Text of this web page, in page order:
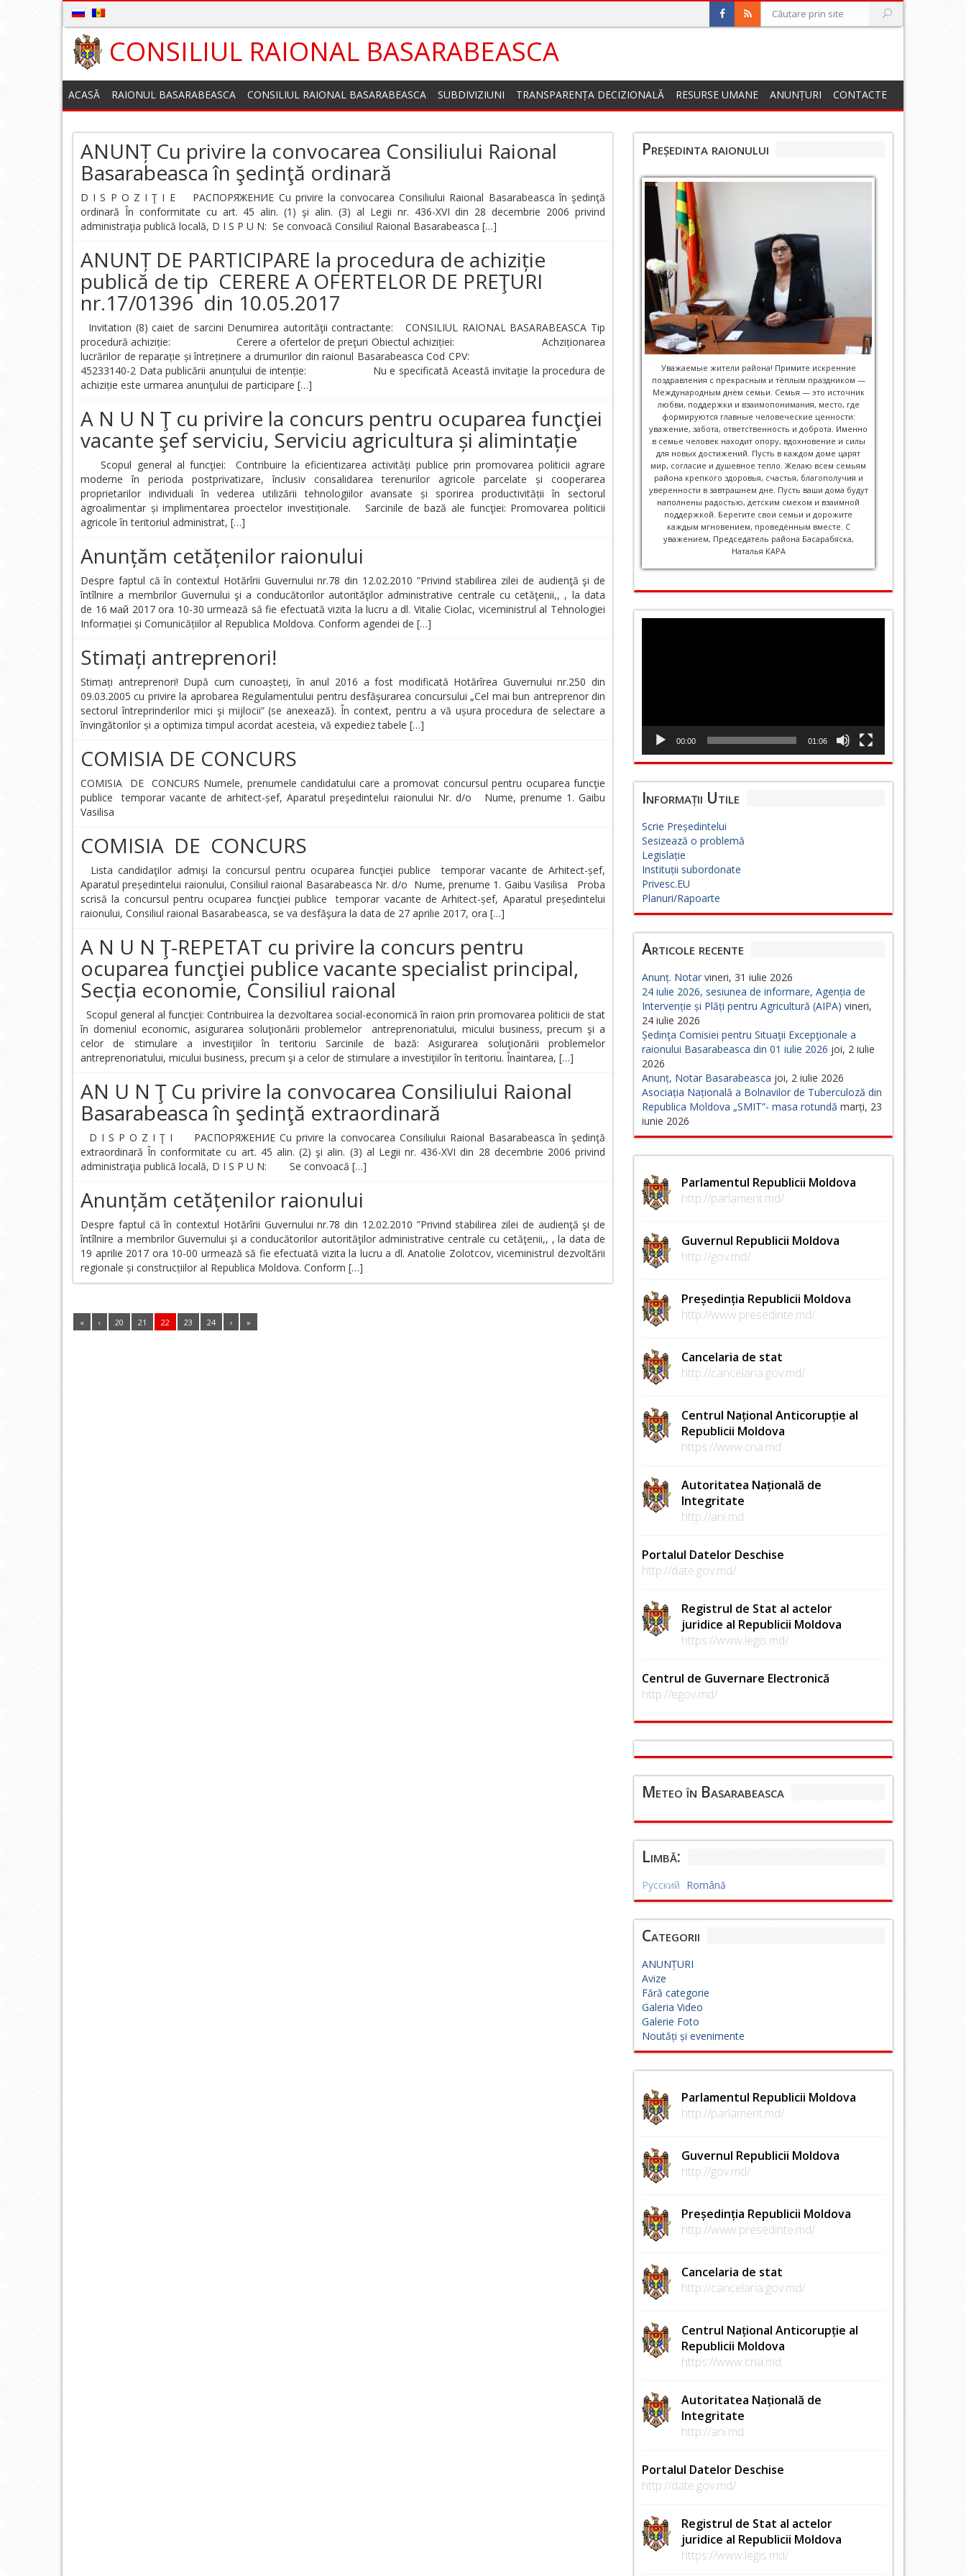
CONSILIUL RAIONAL BASARABEASCA
ACASĂ RAIONUL BASARABEASCA CONSILIUL RAIONAL BASARABEASCA SUBDIVIZIUNI TRANSPARENȚA DECIZIONALĂ RESURSE UMANE ANUNȚURI CONTACTE
ANUNȚ Cu privire la convocarea Consiliului Raional
Basarabeasca în şedinţă ordinară
D I S P O Z I Ţ I E РАСПОРЯЖЕНИЕ Cu privire la convocarea Consiliului Raional Basarabeasca în şedinţă
ordinară În conformitate cu art. 45 alin. (1) şi alin. (3) al Legii nr. 436-XVI din 28 decembrie 2006 privind
administraţia publică locală, D I S P U N: Se convoacă Consiliul Raional Basarabeasca […]
ANUNȚ DE PARTICIPARE la procedura de achiziție
publică de tip CERERE A OFERTELOR DE PREŢURI
nr.17/01396 din 10.05.2017
Invitation (8) caiet de sarcini Denumirea autorităţii contractante: CONSILIUL RAIONAL BASARABEASCA Tip
procedură achiziție: Cerere a ofertelor de preţuri Obiectul achiziției: Achziționarea
lucrărilor de reparație și întreținere a drumurilor din raionul Basarabeasca Cod CPV:
45233140-2 Data publicării anunțului de intenție: Nu e specificată Această invitaţie la procedura de
achiziție este urmarea anunţului de participare […]
A N U N Ţ cu privire la concurs pentru ocuparea funcţiei
vacante şef serviciu, Serviciu agricultura și alimintație
Scopul general al funcţiei: Contribuire la eficientizarea activități publice prin promovarea politicii agrare
moderne în perioda postprivatizare, înclusiv consalidarea terenurilor agricole parcelate și cooperarea
proprietarilor individuali în vederea utilizării tehnologiilor avansate și sporirea productivității în sectorul
agroalimentar și implimentarea proectelor investiționale. Sarcinile de bază ale funcţiei: Promovarea politicii
agricole în teritoriul administrat, […]
Anunțăm cetățenilor raionului
Despre faptul că în contextul Hotărîrii Guvernului nr.78 din 12.02.2010 ”Privind stabilirea zilei de audienţă şi de
întîlnire a membrilor Guvernului şi a conducătorilor autorităţilor administrative centrale cu cetăţenii,, , la data
de 16 май 2017 ora 10-30 urmează să fie efectuată vizita la lucru a dl. Vitalie Ciolac, viceministrul al Tehnologiei
Informației și Comunicățiilor al Republica Moldova. Conform agendei de […]
Stimați antreprenori!
Stimați antreprenori! După cum cunoașteți, în anul 2016 a fost modificată Hotărîrea Guvernului nr.250 din
09.03.2005 cu privire la aprobarea Regulamentului pentru desfăşurarea concursului „Cel mai bun antreprenor din
sectorul întreprinderilor mici şi mijlocii” (se anexează). În context, pentru a vă ușura procedura de selectare a
învingătorilor și a optimiza timpul acordat acesteia, vă expediez tabele […]
COMISIA DE CONCURS
COMISIA DE CONCURS Numele, prenumele candidatului care a promovat concursul pentru ocuparea funcţie
publice temporar vacante de arhitect-șef, Aparatul preşedintelui raionului Nr. d/o Nume, prenume 1. Gaibu
Vasilisa
COMISIA DE CONCURS
Lista candidaţilor admişi la concursul pentru ocuparea funcţiei publice temporar vacante de Arhitect-șef,
Aparatul președintelui raionului, Consiliul raional Basarabeasca Nr. d/o Nume, prenume 1. Gaibu Vasilisa Proba
scrisă la concursul pentru ocuparea funcţiei publice temporar vacante de Arhitect-șef, Aparatul președintelui
raionului, Consiliul raional Basarabeasca, se va desfăşura la data de 27 aprilie 2017, ora […]
A N U N Ţ-REPETAT cu privire la concurs pentru
ocuparea funcţiei publice vacante specialist principal,
Secția economie, Consiliul raional
Scopul general al funcţiei: Contribuirea la dezvoltarea social-economică în raion prin promovarea politicii de stat
în domeniul economic, asigurarea soluţionării problemelor antreprenoriatului, micului business, precum şi a
celor de stimulare a investiţiilor în teritoriu Sarcinile de bază: Asigurarea soluţionării problemelor
antreprenoriatului, micului business, precum şi a celor de stimulare a investiţiilor în teritoriu. Înaintarea, […]
AN U N Ţ Cu privire la convocarea Consiliului Raional
Basarabeasca în şedinţă extraordinară
D I S P O Z I Ţ I РАСПОРЯЖЕНИЕ Cu privire la convocarea Consiliului Raional Basarabeasca în şedinţă
extraordinară În conformitate cu art. 45 alin. (2) şi alin. (3) al Legii nr. 436-XVI din 28 decembrie 2006 privind
administraţia publică locală, D I S P U N: Se convoacă […]
Anunțăm cetățenilor raionului
Despre faptul că în contextul Hotărîrii Guvernului nr.78 din 12.02.2010 ”Privind stabilirea zilei de audienţă şi de
întîlnire a membrilor Guvernului şi a conducătorilor autorităţilor administrative centrale cu cetăţenii,, , la data de
19 aprilie 2017 ora 10-00 urmează să fie efectuată vizita la lucru a dl. Anatolie Zolotcov, viceministrul dezvoltării
regionale și construcțiilor al Republica Moldova. Conform […]
« ‹ 20 21 22 23 24 › »
Președinta raionului
Уважаемые жители района! Примите искренние
поздравления с прекрасным и тёплым праздником —
Международным днём семьи. Семья — это источник
любви, поддержки и взаимопонимания, место, где
формируются главные человеческие ценности:
уважение, забота, ответственность и доброта. Именно
в семье человек находит опору, вдохновение и силы
для новых достижений. Пусть в каждом доме царят
мир, согласие и душевное тепло. Желаю всем семьям
района крепкого здоровья, счастья, благополучия и
уверенности в завтрашнем дне. Пусть ваши дома будут
наполнены радостью, детским смехом и взаимной
поддержкой. Берегите свои семьи и дорожите
каждым мгновением, проведённым вместе. С
уважением, Председатель района Басарабяска,
Наталья КАРА
00:00 01:06
Informații Utile
Scrie Președintelui
Sesizează o problemă
Legislație
Instituții subordonate
Privesc.EU
Planuri/Rapoarte
Articole recente
Anunț. Notar vineri, 31 iulie 2026
24 iulie 2026, sesiunea de informare, Agenția de
Intervenție și Plăți pentru Agricultură (AIPA) vineri,
24 iulie 2026
Ședinţa Comisiei pentru Situaţii Excepţionale a
raionului Basarabeasca din 01 iulie 2026 joi, 2 iulie
2026
Anunț, Notar Basarabeasca joi, 2 iulie 2026
Asociația Națională a Bolnavilor de Tuberculoză din
Republica Moldova „SMIT”- masa rotundă marți, 23
iunie 2026
Parlamentul Republicii Moldova
http://parlament.md/
Guvernul Republicii Moldova
http://gov.md/
Președinția Republicii Moldova
http://www.presedinte.md/
Cancelaria de stat
http://cancelaria.gov.md/
Centrul Național Anticorupție al
Republicii Moldova
https://www.cna.md
Autoritatea Națională de
Integritate
http://ani.md
Portalul Datelor Deschise
http://date.gov.md/
Registrul de Stat al actelor
juridice al Republicii Moldova
https://www.legis.md/
Centrul de Guvernare Electronică
http://egov.md/
Meteo în Basarabeasca
Limbă:
Русский Română
Categorii
ANUNȚURI
Avize
Fără categorie
Galeria Video
Galerie Foto
Noutăți și evenimente
Parlamentul Republicii Moldova
http://parlament.md/
Guvernul Republicii Moldova
http://gov.md/
Președinția Republicii Moldova
http://www.presedinte.md/
Cancelaria de stat
http://cancelaria.gov.md/
Centrul Național Anticorupție al
Republicii Moldova
https://www.cna.md
Autoritatea Națională de
Integritate
http://ani.md
Portalul Datelor Deschise
http://date.gov.md/
Registrul de Stat al actelor
juridice al Republicii Moldova
https://www.legis.md/